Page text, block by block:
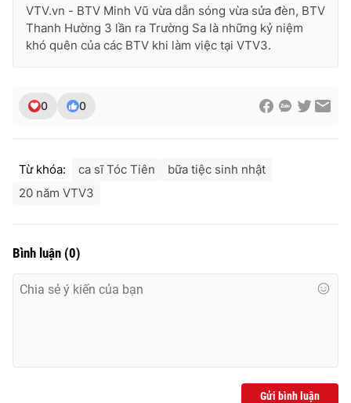
VTV.vn - BTV Minh Vũ vừa dẫn sóng vừa sửa đèn, BTV
Thanh Hường 3 lần ra Trường Sa là những kỷ niệm
khó quên của các BTV khi làm việc tại VTV3.
0 0
Từ khóa: ca sĩ Tóc Tiên
bữa tiệc sinh nhật
20 năm VTV3
Bình luận (0)
Gửi bình luận